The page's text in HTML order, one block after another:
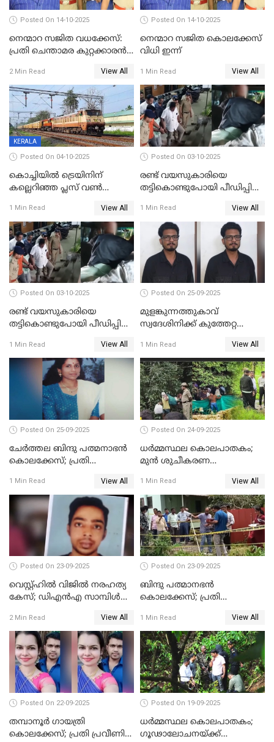
Posted On 14-10-2025
നെന്മാറ സജിത വധക്കേസ്:
പ്രതി ചെന്താമര കുറ്റക്കാരൻ,
നടത്തിയത്
ഇരട്ടക്കൊലപാതകം
2 Min Read View All
Posted On 14-10-2025
നെന്മാറ സജിത കൊലക്കേസ്
വിധി ഇന്ന്
1 Min Read View All
KERALA
Posted On 04-10-2025
കൊച്ചിയില്‍ ട്രെയിനിന്
കല്ലെറിഞ്ഞ പ്ലസ് വൺ
കല്ലേറിൽ അഗ്നിരക്ഷാസേന
ഉദ്യോഗസ്ഥന് പരിക്കേറ്റിരുന്നു
1 Min Read View All
Posted On 03-10-2025
രണ്ട് വയസുകാരിയെ
തട്ടികൊണ്ടുപോയി പീഡിപ്പിച്ച
തടവ്
1 Min Read View All
Posted On 03-10-2025
രണ്ട് വയസുകാരിയെ
തട്ടികൊണ്ടുപോയി പീഡിപ്പിച്ച
1 Min Read View All
Posted On 25-09-2025
മുളങ്കുന്നത്തുകാവ്
സ്വദേശിനിക്ക് കുത്തേറ്റ
ജോസഫ് പിടിയില്‍
1 Min Read View All
Posted On 25-09-2025
ചേർത്തല ബിന്ദു പത്മനാഭൻ
കൊലക്കേസ്; പ്രതി
1 Min Read View All
Posted On 24-09-2025
ധർമ്മസ്ഥല കൊലപാതകം;
മുൻ ശുചീകരണ
രേഖപ്പെടുത്തും
1 Min Read View All
Posted On 23-09-2025
വെസ്റ്റ്ഹിൽ വിജിൽ നരഹത്യ
കേസ്; ഡിഎൻഎ സാമ്പിൾ
2 Min Read View All
Posted On 23-09-2025
ബിന്ദു പത്മാനഭന്‍
കൊലക്കേസ്; പ്രതി
രേഖപ്പെടുത്തി
1 Min Read View All
Posted On 22-09-2025
തമ്പാനൂര്‍ ഗായത്രി
കൊലക്കേസ്; പ്രതി പ്രവീണിന്
Posted On 19-09-2025
ധർമ്മസ്ഥല കൊലപാതകം;
ഗൂഢാലോചനയ്ക്ക്